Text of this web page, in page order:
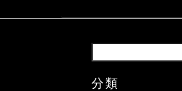
分類